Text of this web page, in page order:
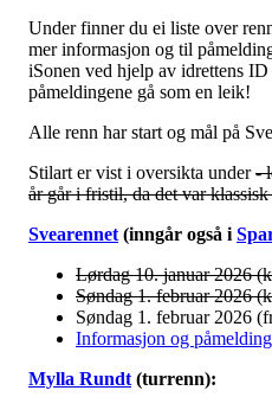
Under finner du ei liste over
mer informasjon og til
iSonen ved hjelp av idrettens
påmeldingene gå som en leik!
Alle renn har start og mål på
Stilart er vist i oversikta under-
år går i fristil, da det var
Svearennet (inngår også i
Lørdag 10. januar 2026
Søndag 1. februar 2026
Søndag 1. februar 2026
Informasjon og påmelding
Mylla Rundt (turrenn):